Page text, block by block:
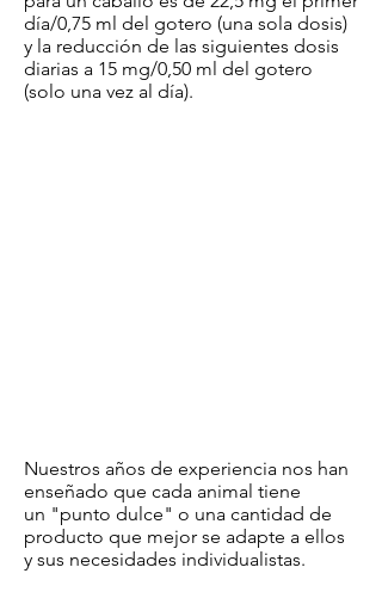
día/0,75 ml del gotero (una sola dosis)
y la reducción de las siguientes dosis
diarias a 15 mg/0,50 ml del gotero
(solo una vez al día).
Nuestros años de experiencia nos han
enseñado que cada animal tiene
un "punto dulce" o una cantidad de
producto que mejor se adapte a ellos
y sus necesidades individualistas.